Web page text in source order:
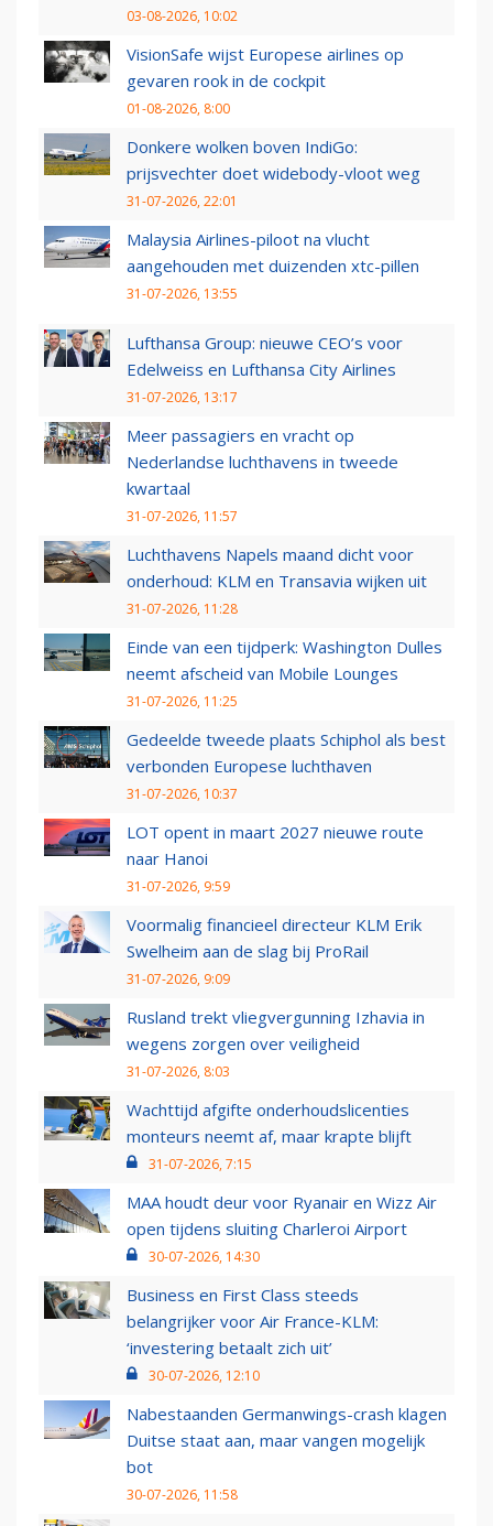
03-08-2026, 10:02
VisionSafe wijst Europese airlines op
gevaren rook in de cockpit
01-08-2026, 8:00
Donkere wolken boven IndiGo:
prijsvechter doet widebody-vloot weg
31-07-2026, 22:01
Malaysia Airlines-piloot na vlucht
aangehouden met duizenden xtc-pillen
31-07-2026, 13:55
Lufthansa Group: nieuwe CEO’s voor
Edelweiss en Lufthansa City Airlines
31-07-2026, 13:17
Meer passagiers en vracht op
Nederlandse luchthavens in tweede
kwartaal
31-07-2026, 11:57
Luchthavens Napels maand dicht voor
onderhoud: KLM en Transavia wijken uit
31-07-2026, 11:28
Einde van een tijdperk: Washington Dulles
neemt afscheid van Mobile Lounges
31-07-2026, 11:25
Gedeelde tweede plaats Schiphol als best
verbonden Europese luchthaven
31-07-2026, 10:37
LOT opent in maart 2027 nieuwe route
naar Hanoi
31-07-2026, 9:59
Voormalig financieel directeur KLM Erik
Swelheim aan de slag bij ProRail
31-07-2026, 9:09
Rusland trekt vliegvergunning Izhavia in
wegens zorgen over veiligheid
31-07-2026, 8:03
Wachttijd afgifte onderhoudslicenties
monteurs neemt af, maar krapte blijft
31-07-2026, 7:15
MAA houdt deur voor Ryanair en Wizz Air
open tijdens sluiting Charleroi Airport
30-07-2026, 14:30
Business en First Class steeds
belangrijker voor Air France-KLM:
‘investering betaalt zich uit’
30-07-2026, 12:10
Nabestaanden Germanwings-crash klagen
Duitse staat aan, maar vangen mogelijk
bot
30-07-2026, 11:58